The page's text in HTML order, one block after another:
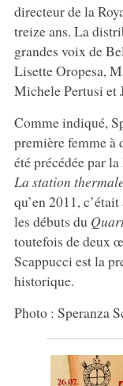
directeur de la
treize ans. La
grandes voix de
Lisette Oropesa,
Michele Pertusi et
Comme indiqué,
première femme à
été précédée par
La station
qu’en 2011,
les débuts du
toutefois de deux
Scappucci est la
historique.
Photo : Speranza